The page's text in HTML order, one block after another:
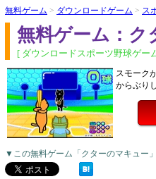
無料ゲーム > ダウンロードゲーム > ス
無料ゲーム：ク
[ ダウンロードスポーツ野球ゲー
スモーク
からぶり
▼この無料ゲーム「クターのマキュー